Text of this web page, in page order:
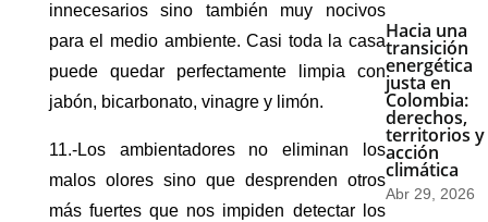
innecesarios sino también muy nocivos
para el medio ambiente. Casi toda la casa
puede quedar perfectamente limpia con
jabón, bicarbonato, vinagre y limón.
11.-Los ambientadores no eliminan los
malos olores sino que desprenden otros
más fuertes que nos impiden detectar los
Hacia una
transición
energética
justa en
Colombia:
derechos,
territorios y
acción
climática
Abr 29, 2026